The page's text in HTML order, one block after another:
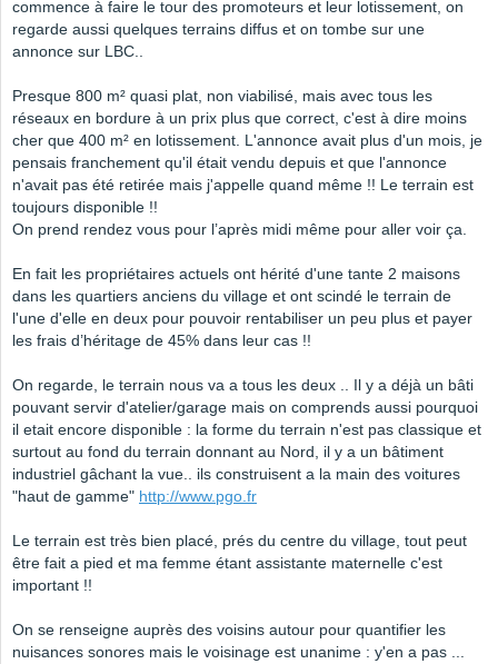
commence à faire le tour des promoteurs et leur lotissement, on
regarde aussi quelques terrains diffus et on tombe sur une
annonce sur LBC..
Presque 800 m² quasi plat, non viabilisé, mais avec tous les
réseaux en bordure à un prix plus que correct, c'est à dire moins
cher que 400 m² en lotissement. L'annonce avait plus d'un mois, je
pensais franchement qu'il était vendu depuis et que l'annonce
n'avait pas été retirée mais j'appelle quand même !! Le terrain est
toujours disponible !!
On prend rendez vous pour l’après midi même pour aller voir ça.
En fait les propriétaires actuels ont hérité d'une tante 2 maisons
dans les quartiers anciens du village et ont scindé le terrain de
l'une d'elle en deux pour pouvoir rentabiliser un peu plus et payer
les frais d’héritage de 45% dans leur cas !!
On regarde, le terrain nous va a tous les deux .. Il y a déjà un bâti
pouvant servir d'atelier/garage mais on comprends aussi pourquoi
il etait encore disponible : la forme du terrain n'est pas classique et
surtout au fond du terrain donnant au Nord, il y a un bâtiment
industriel gâchant la vue.. ils construisent a la main des voitures
"haut de gamme" http://www.pgo.fr
Le terrain est très bien placé, prés du centre du village, tout peut
être fait a pied et ma femme étant assistante maternelle c'est
important !!
On se renseigne auprès des voisins autour pour quantifier les
nuisances sonores mais le voisinage est unanime : y'en a pas ...